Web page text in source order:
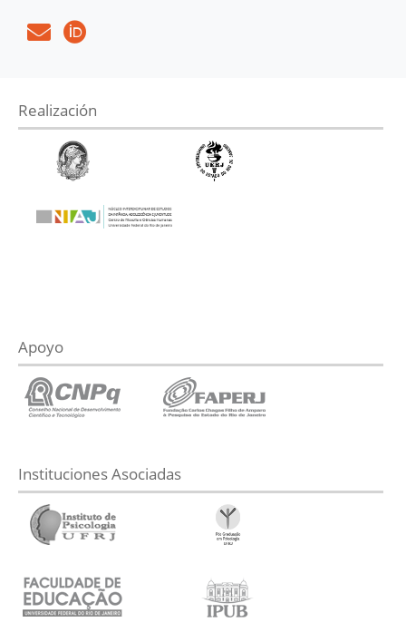
Realización
Apoyo
Instituciones Asociadas